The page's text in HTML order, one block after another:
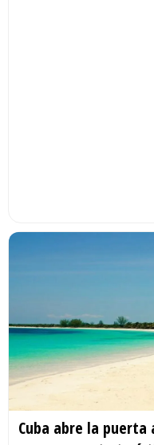
Cuba abre la puerta